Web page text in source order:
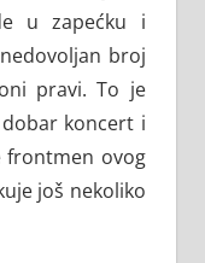
u zapećku i
broj
pravi. To je
koncert i
frontmen ovog
još nekoliko